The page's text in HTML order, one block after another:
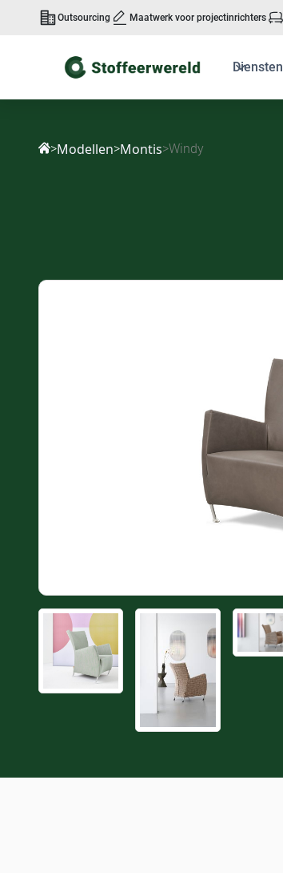
Outsourcing Maatwerk voor projectinrichters
Diensten
>Modellen>Montis>Windy